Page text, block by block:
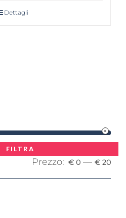
Dettagli
FILTRA
Prezzo: € 0 — € 20